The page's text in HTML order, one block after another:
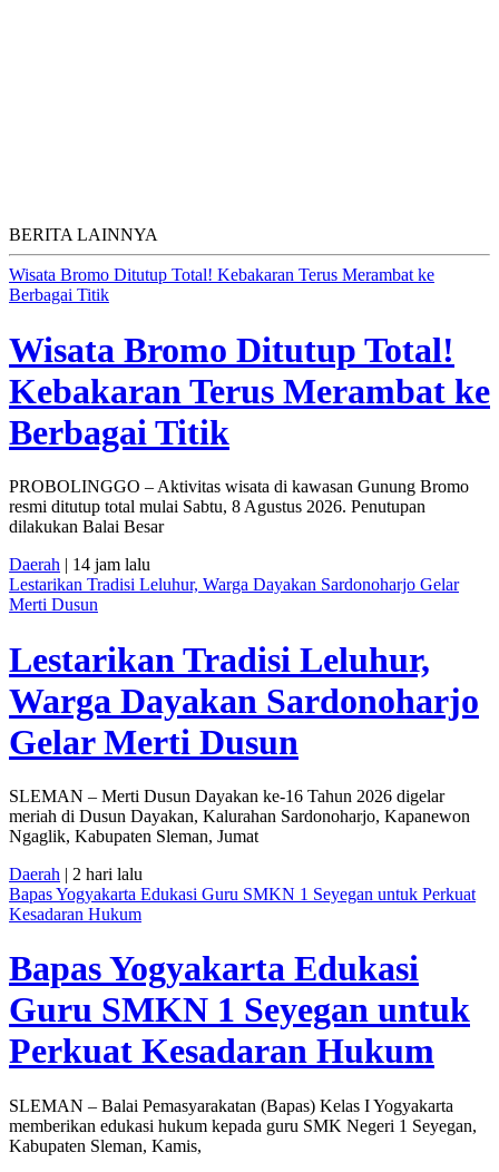
BERITA LAINNYA
Wisata Bromo Ditutup Total! Kebakaran Terus Merambat ke
Berbagai Titik
Wisata Bromo Ditutup Total!
Kebakaran Terus Merambat ke
Berbagai Titik
PROBOLINGGO – Aktivitas wisata di kawasan Gunung Bromo
resmi ditutup total mulai Sabtu, 8 Agustus 2026. Penutupan
dilakukan Balai Besar
Daerah | 14 jam lalu
Lestarikan Tradisi Leluhur, Warga Dayakan Sardonoharjo Gelar
Merti Dusun
Lestarikan Tradisi Leluhur,
Warga Dayakan Sardonoharjo
Gelar Merti Dusun
SLEMAN – Merti Dusun Dayakan ke-16 Tahun 2026 digelar
meriah di Dusun Dayakan, Kalurahan Sardonoharjo, Kapanewon
Ngaglik, Kabupaten Sleman, Jumat
Daerah | 2 hari lalu
Bapas Yogyakarta Edukasi Guru SMKN 1 Seyegan untuk Perkuat
Kesadaran Hukum
Bapas Yogyakarta Edukasi
Guru SMKN 1 Seyegan untuk
Perkuat Kesadaran Hukum
SLEMAN – Balai Pemasyarakatan (Bapas) Kelas I Yogyakarta
memberikan edukasi hukum kepada guru SMK Negeri 1 Seyegan,
Kabupaten Sleman, Kamis,